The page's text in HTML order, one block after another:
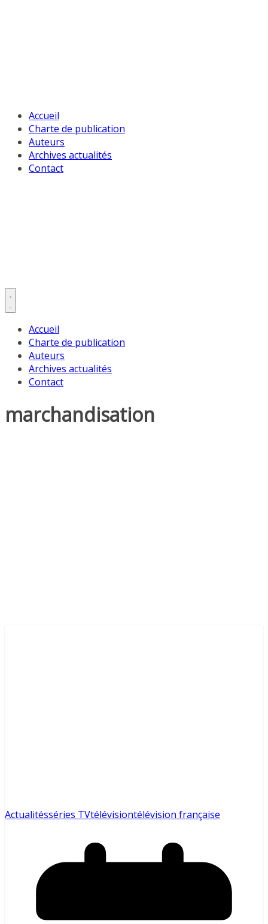
Accueil
Charte de publication
Auteurs
Archives actualités
Contact
Accueil
Charte de publication
Auteurs
Archives actualités
Contact
marchandisation
Actualitésséries TVtélévisiontélévision française